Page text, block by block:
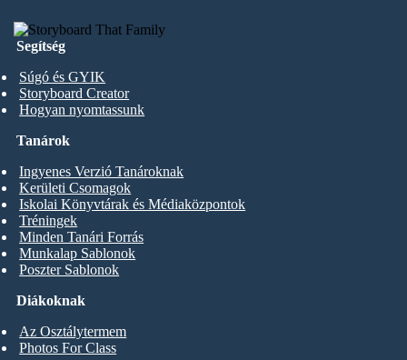
Segítség
Súgó és GYIK
Storyboard Creator
Hogyan nyomtassunk
Diákoknak
Az Osztálytermem
Photos For Class
Tanárok
Ingyenes Verzió Tanároknak
Kerületi Csomagok
Iskolai Könyvtárak és Médiaközpontok
Tréningek
Minden Tanári Forrás
Munkalap Sablonok
Poszter Sablonok